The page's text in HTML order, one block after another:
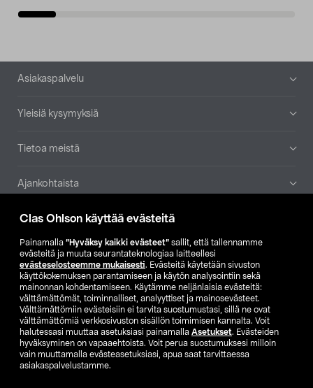
Clas Ohlson käyttää evästeitä
Painamalla ”Hyväksy kaikki evästeet” sallit, että tallennamme
evästeitä ja muuta seurantateknologiaa laitteellesi
evästeselosteemme mukaisesti. Evästeitä käytetään sivuston
käyttökokemuksen parantamiseen ja käytön analysointiin sekä
mainonnan kohdentamiseen. Käytämme neljänlaisia evästeitä:
välttämättömät, toiminnalliset, analyyttiset ja mainosevästeet.
Välttämättömiin evästeisiin ei tarvita suostumustasi, sillä ne ovat
välttämättömiä verkkosivuston sisällön toimimisen kannalta. Voit
halutessasi muuttaa asetuksiasi painamalla Asetukset. Evästeiden
hyväksyminen on vapaaehtoista. Voit perua suostumuksesi milloin
vain muuttamalla evästeasetuksiasi, apua saat tarvittaessa
asiakaspalvelustamme.
Alatunniste
Asiakaspalvelu
Yleisiä kysymyksiä
Tietoa meistä
Ajankohtaista
Muut yrityksemme
Etsi myymälä
SE NO FI
FI SV